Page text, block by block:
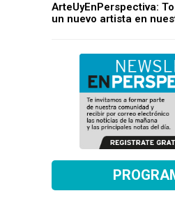
ArteUyEnPerspectiva:
un nuevo artista en